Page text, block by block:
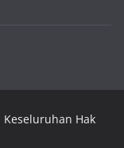
Keseluruhan Hak